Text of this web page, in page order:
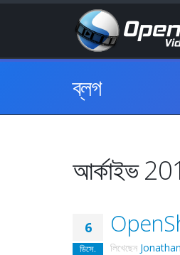
ব্লগ
আর্কাইভ
6
ডিসে. লিখেছেন Jonathan